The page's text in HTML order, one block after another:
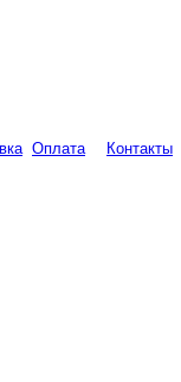
Оплата Контакты